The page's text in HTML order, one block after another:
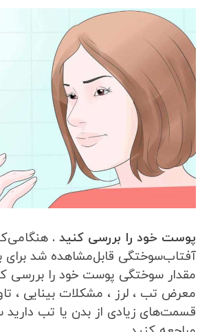
پوست خود را بررسی کنید .
آفتاب‌سوختگی قابل‌مشاهده شد برای
مقدار سوختگی پوست خود را بررسی
معرض تب ، لرز ، مشکلات بینایی ،
قسمت‌های زیادی از بدن یا تب‌ دارید